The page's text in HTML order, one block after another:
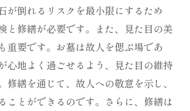
が倒れるリスクを最小限にするため
と修繕が必要です。また、見た目の美
重要です。お墓は故人を偲ぶ場であ
心地よく過ごせるよう、見た目の維持
修繕を通じて、故人への敬意を示し、
ことができるのです。さらに、修繕は